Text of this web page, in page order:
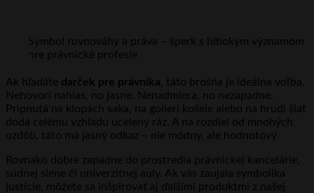
Symbol rovnováhy a práva – šperk s hlbokým významom
pre právnické profesie
Ak hľadáte darček pre právnika , táto brošňa je ideálna voľba.
Nehovorí nahlas, no jasne. Nenadmiera, no nezapadne.
Pripnutá na klopách saka, na golieri košele alebo na hrudi šiat
dodá celému vzhľadu ucelený ráz. A na rozdiel od mnohých
ozdôb, táto má jasný odkaz – nie módny, ale hodnotový.
Rovnako dobre zapadne do prostredia právnickej kancelárie,
súdnej siene či univerzitnej auly. Ak vás zaujala symbolika
justície, môžete sa inšpirovať aj ďalšími produktmi z našej